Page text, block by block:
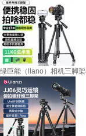
绿巨能（llano）相机三脚